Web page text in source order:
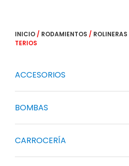
INICIO / RODAMIENTOS / ROLINERAS
TERIOS
ACCESORIOS
BOMBAS
CARROCERÍA